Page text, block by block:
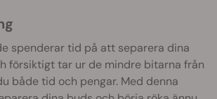
spenderar tid på att separera dina
försiktigt tar ur de mindre bitarna från
både tid och pengar. Med denna